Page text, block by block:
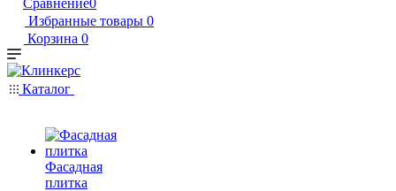
Сравнение0
Избранные товары 0
Корзина 0
Каталог
Фасадная
плитка